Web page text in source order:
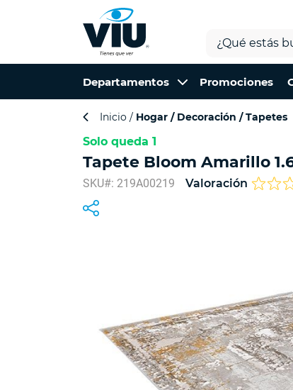
Departamentos Promociones
Inicio Hogar Decoración Tapetes
Solo queda 1
Tapete Bloom Amarillo
SKU#: 219A00219 Valoración